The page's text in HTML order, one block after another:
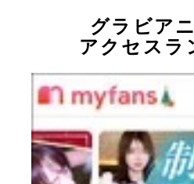
グラビア
アクセスラ